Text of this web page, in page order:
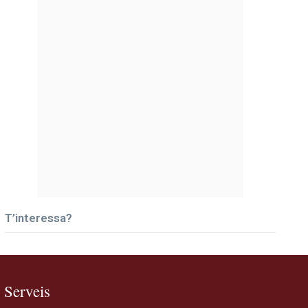
T’interessa?
Serveis